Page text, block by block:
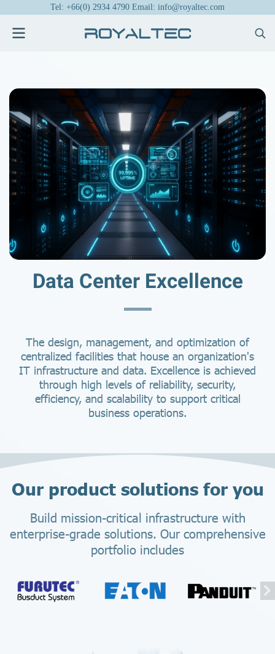
Tel: +66(0) 2934 4790 Email: info@royaltec.com
Data Center Excellence
The design, management, and optimization of
centralized facilities that house an organization's
IT infrastructure and data. Excellence is achieved
through high levels of reliability, security,
efficiency, and scalability to support critical
business operations.
Our product solutions for you
Build mission-critical infrastructure with
enterprise-grade solutions. Our comprehensive
portfolio includes